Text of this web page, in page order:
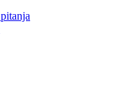
prostorno uređenje i
mlade, nauku,